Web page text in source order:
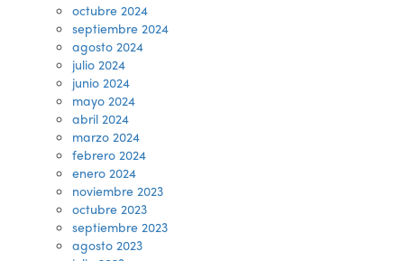
octubre 2024
septiembre 2024
agosto 2024
julio 2024
junio 2024
mayo 2024
abril 2024
marzo 2024
febrero 2024
enero 2024
noviembre 2023
octubre 2023
septiembre 2023
agosto 2023